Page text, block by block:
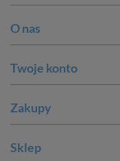
O nas
Twoje konto
Zakupy
Sklep